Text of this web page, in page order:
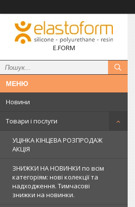
E.FORM
Новини
Товари і послуги
УЦІНКА КІНЦЕВА РОЗПРОДАЖ
АКЦІЯ
ЗНИЖКИ НА НОВИНКИ по всім
категоріям: нові колекцїї та
надходження. Тимчасові
знижки на новинки.